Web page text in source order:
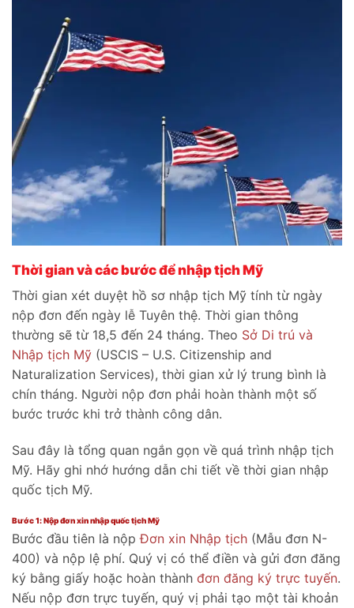
Thời gian và các bước để nhập tịch Mỹ
Thời gian xét duyệt hồ sơ nhập tịch Mỹ tính từ ngày
nộp đơn đến ngày lễ Tuyên thệ. Thời gian thông
thường sẽ từ 18,5 đến 24 tháng. Theo Sở Di trú và
Nhập tịch Mỹ (USCIS – U.S. Citizenship and
Naturalization Services), thời gian xử lý trung bình là
chín tháng. Người nộp đơn phải hoàn thành một số
bước trước khi trở thành công dân.
Sau đây là tổng quan ngắn gọn về quá trình nhập tịch
Mỹ. Hãy ghi nhớ hướng dẫn chi tiết về thời gian nhập
quốc tịch Mỹ.
Bước 1: Nộp đơn xin nhập quốc tịch Mỹ
Bước đầu tiên là nộpĐơn xin Nhập tịch (Mẫu đơn N-
400) và nộp lệ phí. Quý vị có thể điền và gửi đơn đăng
ký bằng giấy hoặc hoàn thành đơn đăng ký trực tuyến.
Nếu nộp đơn trực tuyến, quý vị phải tạo một tài khoản